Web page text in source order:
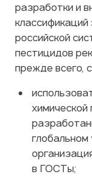
разработки и
классификаций
российской
пестицидов
прежде всего,
в ГОСТы;